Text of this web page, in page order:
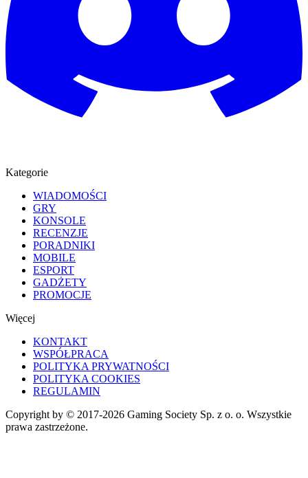
Kategorie
WIADOMOŚCI
GRY
KONSOLE
RECENZJE
PORADNIKI
MOBILE
ESPORT
GADŻETY
PROMOCJE
Więcej
KONTAKT
WSPÓŁPRACA
POLITYKA PRYWATNOŚCI
POLITYKA COOKIES
REGULAMIN
Copyright by © 2017-2026 Gaming Society Sp. z o. o. Wszystkie
prawa zastrzeżone.